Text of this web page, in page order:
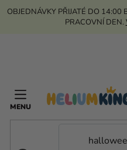
Přejít
OBJEDNÁVKY PŘIJATÉ DO 14:00
PRACOVNÍ DEN.